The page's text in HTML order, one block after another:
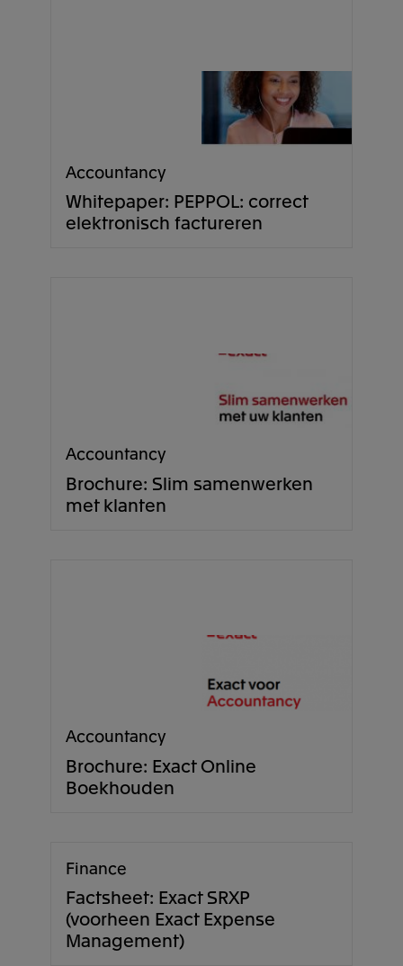
Accountancy
Whitepaper: PEPPOL: correct
elektronisch factureren
Accountancy
Brochure: Slim samenwerken
met klanten
Accountancy
Brochure: Exact Online
Boekhouden
Finance
Factsheet: Exact SRXP
(voorheen Exact Expense
Management)